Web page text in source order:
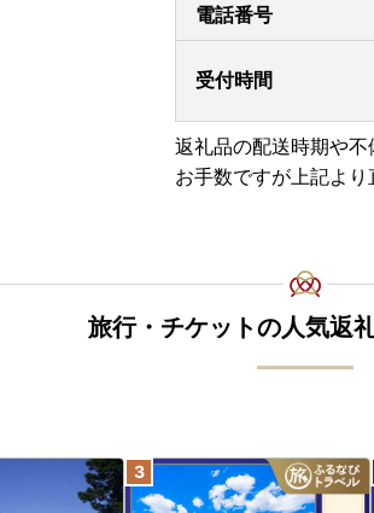
電話番号
受付時間
返礼品の配送時期や不
お手数ですが上記より
旅行・チケットの人気返